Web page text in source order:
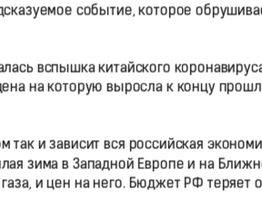
событие, которое
вспышка китайского
на которую выросла к концу
и зависит вся российская
зима в Западной Европе и на
и цен на него. Бюджет РФ теряет